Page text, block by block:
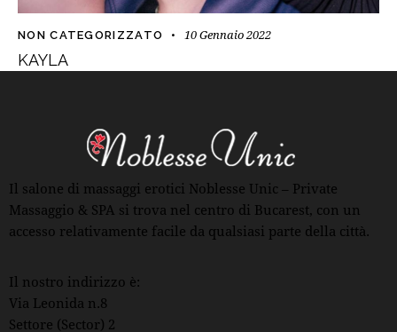
NON CATEGORIZZATO 10 Gennaio 2022
KAYLA
Il salone di massaggi erotici Noblesse Unic – Private
Massaggio & SPA si trova nel centro di Bucarest, con un
accesso relativamente facile da qualsiasi parte della città.
Il nostro indirizzo è:
Via Leonida n.8
Settore (Sector) 2